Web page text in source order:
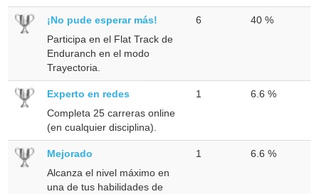
¡No pude esperar más!
Participa en el Flat Track de
Enduranch en el modo
Trayectoria.
6 40 %
Experto en redes
Completa 25 carreras online
(en cualquier disciplina).
1 6.6 %
Mejorado
Alcanza el nivel máximo en
una de tus habilidades de
1 6.6 %